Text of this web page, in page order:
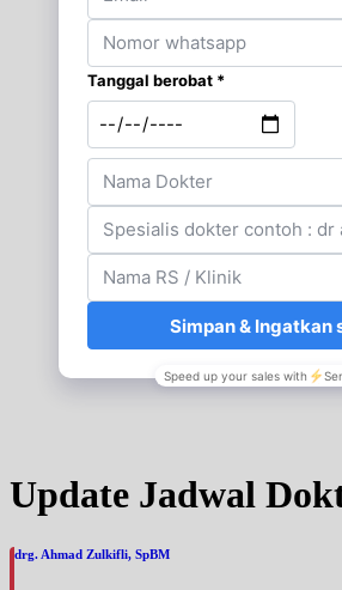
Update Jadwal
drg. Ahmad Zulkifli, SpBM